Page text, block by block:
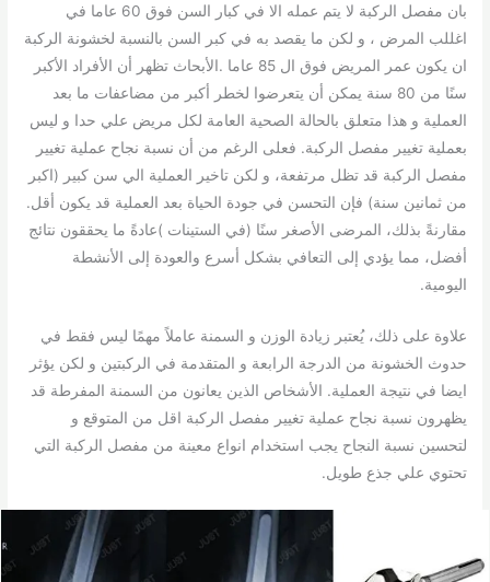
بان مفصل الركبة لا يتم عمله الا في كبار السن فوق 60 عاما في
اغللب المرض ، و لكن ما يقصد به في كبر السن بالنسبة لخشونة الركبة
ان يكون عمر المريض فوق ال 85 عاما .الأبحاث تظهر أن الأفراد الأكبر
سنًا من 80 سنة يمكن أن يتعرضوا لخطر أكبر من مضاعفات ما بعد
العملية و هذا متعلق بالحالة الصحية العامة لكل مريض علي حدا و ليس
بعملية تغيير مفصل الركبة. فعلى الرغم من أن نسبة نجاح عملية تغيير
مفصل الركبة قد تظل مرتفعة، و لكن تاخير العملية الي سن كبير (اكبر
من ثمانين سنة) فإن التحسن في جودة الحياة بعد العملية قد يكون أقل.
مقارنةً بذلك، المرضى الأصغر سنًا (في الستينات )عادةً ما يحققون نتائج
أفضل، مما يؤدي إلى التعافي بشكل أسرع والعودة إلى الأنشطة
اليومية.
علاوة على ذلك، يُعتبر زيادة الوزن و السمنة عاملاً مهمًا ليس فقط في
حدوث الخشونة من الدرجة الرابعة و المتقدمة في الركبتين و لكن يؤثر
ايضا في نتيجة العملية. الأشخاص الذين يعانون من السمنة المفرطة قد
يظهرون نسبة نجاح عملية تغيير مفصل الركبة اقل من المتوقع و
لتحسين نسبة النجاح يجب استخدام انواع معينة من مفصل الركبة التي
تحتوي علي جذع طويل.